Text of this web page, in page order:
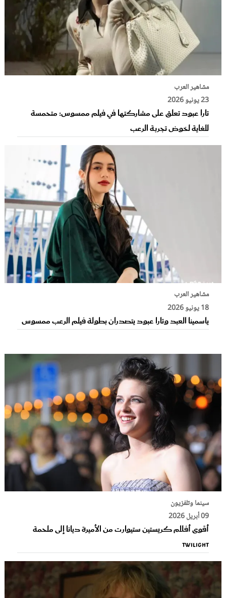
مشاهير العرب
23 يونيو 2026
تارا عبود تعلق على مشاركتها في فيلم ممسوس: متحمسة
للغاية لخوض تجربة الرعب
مشاهير العرب
18 يونيو 2026
ياسمينا العبد وتارا عبود يتصدران بطولة فيلم الرعب ممسوس
سينما وتلفزيون
09 أبريل 2026
أقوى أفلام كريستين ستيوارت من الأميرة ديانا إلى ملحمة
Twilight